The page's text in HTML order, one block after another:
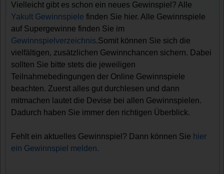
Vielleicht gibt es schon ein neues Gewinspiel? Alle
Yakult Gewinnspiele finden Sie hier. Alle Gewinnspiele
auf Supergewinne finden Sie im
Gewinnspielverzeichnis.Somit können Sie sich die
vielfältigen, zusätzlichen Gewinnchancen sichern. Dabei
sollten Sie bitte stets die jeweiligen
Teilnahmebedingungen der Online Gewinnspiele
beachten. Zuerst alles gut durchlesen und dann
mitmachen lautet die Devise bei allen Gewinnspielen.
Dadurch haben Sie immer den richtigen Überblick.
Fehlt ein aktuelles Gewinnspiel? Dann können Sie hier
ein Gewinnspiel melden.